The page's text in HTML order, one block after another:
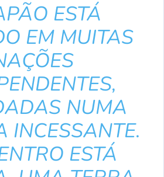
ESTÁ
EM MUITAS
NUMA
INCESSANTE.
ESTÁ